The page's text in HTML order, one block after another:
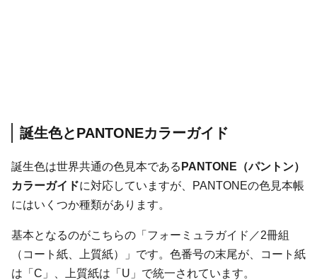
誕生色とPANTONEカラーガイド
誕生色は世界共通の色見本である PANTONE（パントン）
カラーガイドに対応していますが、PANTONEの色見本帳
にはいくつか種類があります。
基本となるのがこちらの「フォーミュラガイド／2冊組
（コート紙、上質紙）」です。色番号の末尾が、コート紙
は「C」、上質紙は「U」で統一されています。